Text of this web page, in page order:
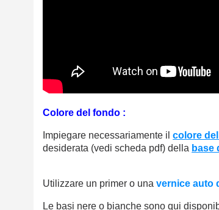
Colore del fondo :
Impiegare necessariamente ilcolore
desiderata (vedi scheda pdf) della base
Utilizzare un primer o unavernice auto
Le basi nere o bianche sono qui